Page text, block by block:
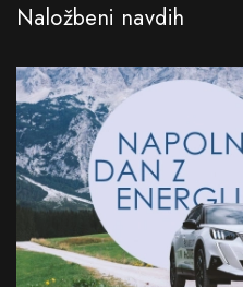
Naložbeni navdih